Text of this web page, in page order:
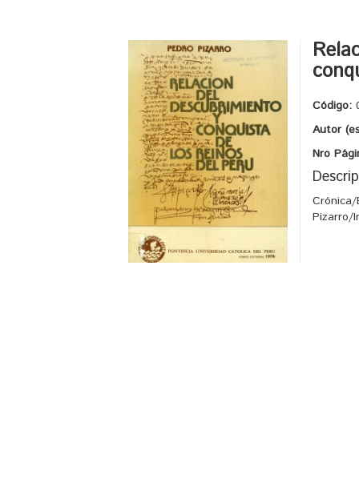
Código:
Autor
Nro
Pizarro/